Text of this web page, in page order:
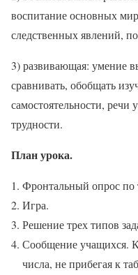
воспитание основных
следственных явлений,
3) развивающая: умение
сравнивать, обобщать
самостоятельности, речи
трудности.
План урока.
Фронтальный опрос по
Игра.
Решение трех типов
Сообщение учащихся.
числа, не прибегая к